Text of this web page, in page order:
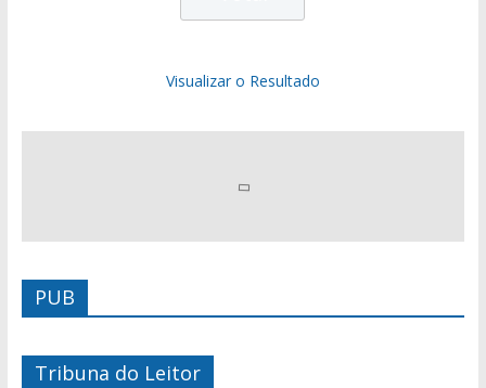
Visualizar o Resultado
PUB
Tribuna do Leitor